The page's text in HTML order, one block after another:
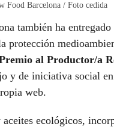
Food Barcelona / Foto cedida
también ha entregado
protección
al Productor/a
y de iniciativa social
web.
ecológicos,